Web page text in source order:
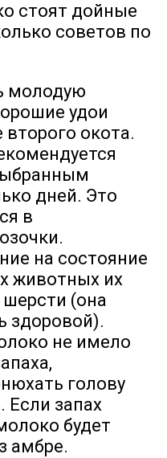
стоят дойные
советов по
молодую
удои
окота.
дней. Это
в
на состояние
животных их
(она
здоровой).
не имело
голову
Если запах
будет
амбре.